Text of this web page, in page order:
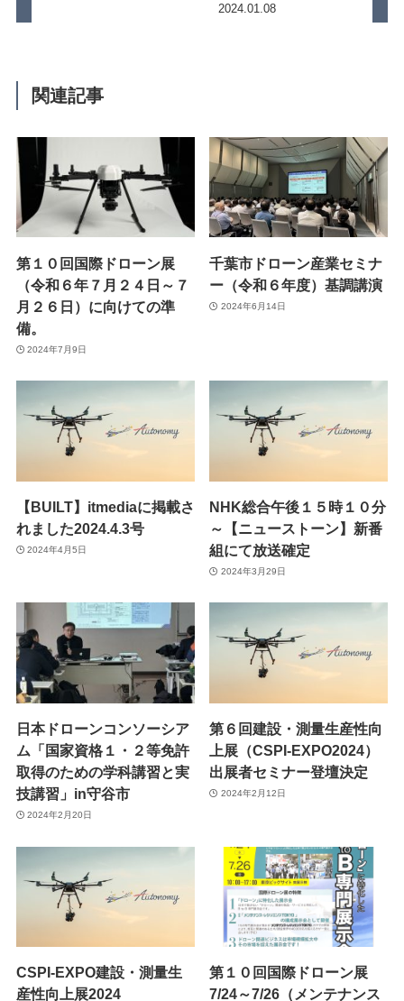
2024.01.08
関連記事
第１０回国際ドローン展
（令和６年７月２４日～７
月２６日）に向けての準
備。
2024年7月9日
千葉市ドローン産業セミナ
ー（令和６年度）基調講演
2024年6月14日
【BUILT】itmediaに掲載さ
れました2024.4.3号
2024年4月5日
NHK総合午後１５時１０分
～【ニューストーン】新番
組にて放送確定
2024年3月29日
日本ドローンコンソーシア
ム「国家資格１・２等免許
取得のための学科講習と実
技講習」in守谷市
2024年2月20日
第６回建設・測量生産性向
上展（CSPI-EXPO2024）
出展者セミナー登壇決定
2024年2月12日
CSPI-EXPO建設・測量生
産性向上展2024
第１０回国際ドローン展
7/24～7/26（メンテナンス